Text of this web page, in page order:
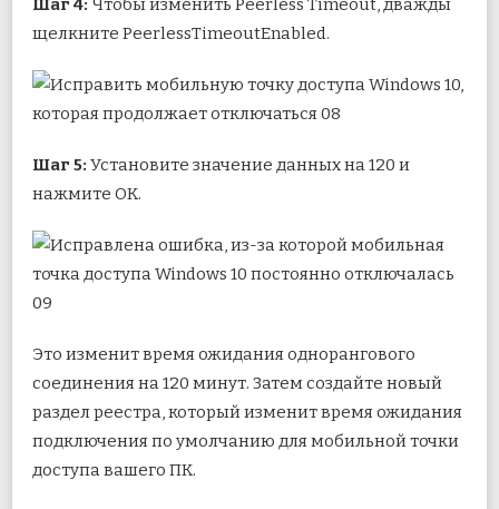
Шаг 4: Чтобы изменить Peerless Timeout, дважды
щелкните PeerlessTimeoutEnabled.
Шаг 5: Установите значение данных на 120 и
нажмите OK.
Это изменит время ожидания однорангового
соединения на 120 минут. Затем создайте новый
раздел реестра, который изменит время ожидания
подключения по умолчанию для мобильной точки
доступа вашего ПК.